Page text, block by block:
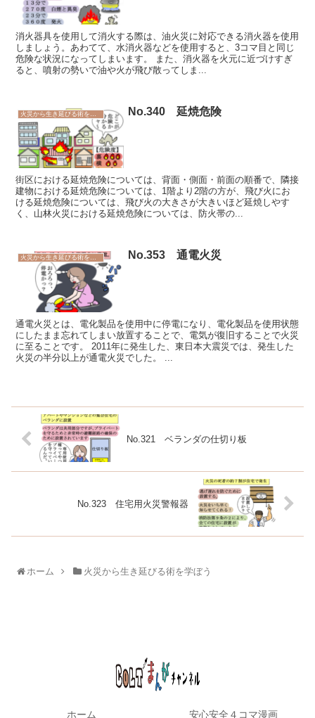
消火器具を使用して消火する際は、油火災に対応できる消火器を使用
しましょう。あわてて、水消火器などを使用すると、3コマ目と同じ
危険な状況になってしまいます。 また、消火器を火元に近づけすぎ
ると、噴射の勢いで油や火が飛び散ってしま...
No.340 延焼危険
街区における延焼危険については、背面・側面・前面の順番で、隣接
建物における延焼危険については、1階より2階の方が、飛び火にお
ける延焼危険については、飛び火の大きさが大きいほど延焼しやす
く、山林火災における延焼危険については、防火帯の...
No.353 通電火災
通電火災とは、電化製品を使用中に停電になり、電化製品を使用状態
にしたまま忘れてしまい放置することで、電気が復旧することで火災
に至ることです。 2011年に発生した、東日本大震災では、発生した
火災の半分以上が通電火災でした。 ...
No.321 ベランダの仕切り板
No.323 住宅用火災警報器
ホーム 火災から生き延びる術を学ぼう
ホーム 安心安全４コマ漫画